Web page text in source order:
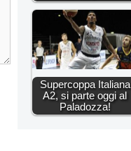
Supercoppa Italiana
A2, si parte oggi al
Paladozza!